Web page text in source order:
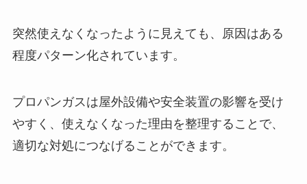
突然使えなくなったように見えても、原因はある
程度パターン化されています。
プロパンガスは屋外設備や安全装置の影響を受け
やすく、使えなくなった理由を整理することで、
適切な対処につなげることができます。